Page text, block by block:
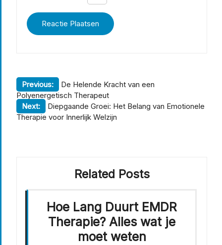
Berichtnavigatie
Previous:
De Helende Kracht van een
Polyenergetisch Therapeut
Next:
Diepgaande Groei: Het Belang van Emotionele
Therapie voor Innerlijk Welzijn
Related Posts
Hoe Lang Duurt EMDR
Therapie? Alles wat je
moet weten